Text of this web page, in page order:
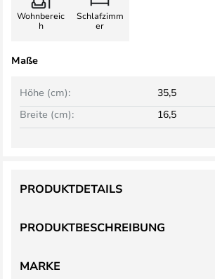
Wohnbereic
h
Schlafzimm
er
Maße
Breite (cm): 16,5
Höhe (cm): 35,5
PRODUKTBESCHREIBUNG
PRODUKTDETAILS
MARKE